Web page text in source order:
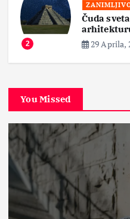
2
Čuda
29 Aprila,
You Missed